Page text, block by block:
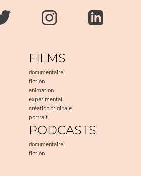
FILMS
documentaire
fiction
animation
expérimental
création originale
portrait
PODCASTS
documentaire
fiction